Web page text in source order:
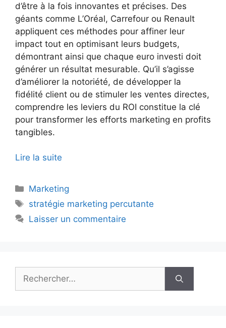
d’être à la fois innovantes et précises. Des
géants comme L’Oréal, Carrefour ou Renault
appliquent ces méthodes pour affiner leur
impact tout en optimisant leurs budgets,
démontrant ainsi que chaque euro investi doit
générer un résultat mesurable. Qu’il s’agisse
d’améliorer la notoriété, de développer la
fidélité client ou de stimuler les ventes directes,
comprendre les leviers du ROI constitue la clé
pour transformer les efforts marketing en profits
tangibles.
Lire la suite
Catégories
Marketing
Étiquettes
stratégie marketing percutante
Laisser un commentaire
Rechercher :